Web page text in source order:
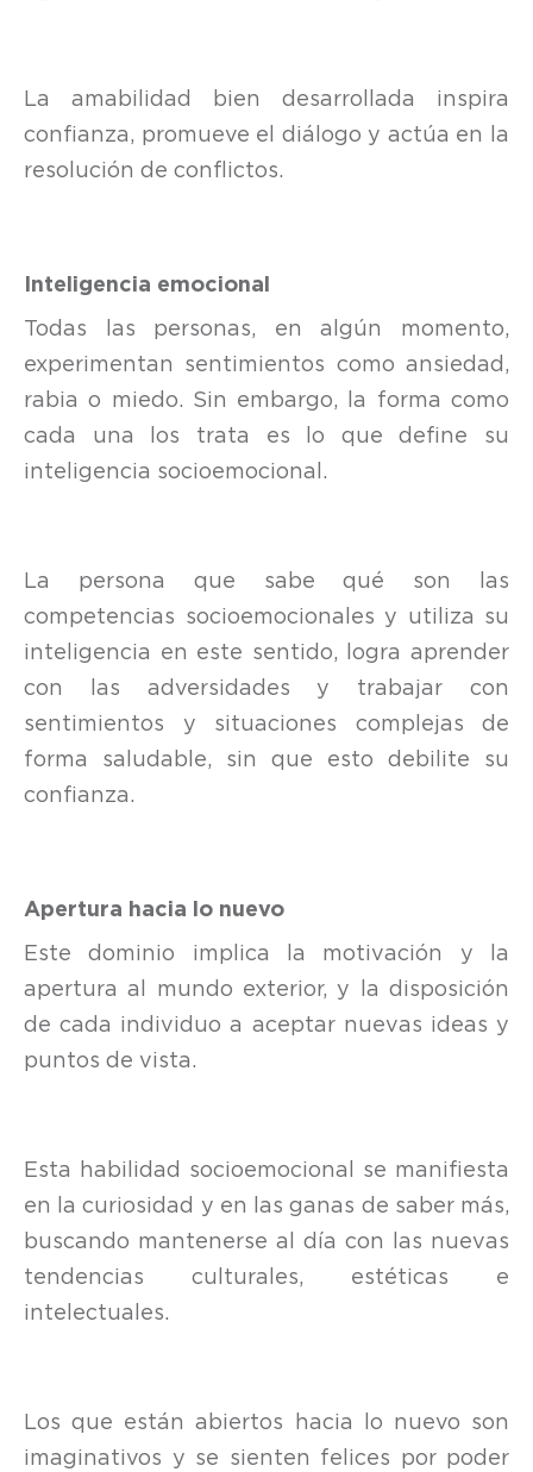
La amabilidad bien desarrollada inspira
confianza, promueve el diálogo y actúa en la
resolución de conflictos.
Inteligencia emocional
Todas las personas, en algún momento,
experimentan sentimientos como ansiedad,
rabia o miedo. Sin embargo, la forma como
cada una los trata es lo que define su
inteligencia socioemocional.
La persona que sabe qué son las
competencias socioemocionales y utiliza su
inteligencia en este sentido, logra aprender
con las adversidades y trabajar con
sentimientos y situaciones complejas de
forma saludable, sin que esto debilite su
confianza.
Apertura hacia lo nuevo
Este dominio implica la motivación y la
apertura al mundo exterior, y la disposición
de cada individuo a aceptar nuevas ideas y
puntos de vista.
Esta habilidad socioemocional se manifiesta
en la curiosidad y en las ganas de saber más,
buscando mantenerse al día con las nuevas
tendencias culturales, estéticas e
intelectuales.
Los que están abiertos hacia lo nuevo son
imaginativos y se sienten felices por poder